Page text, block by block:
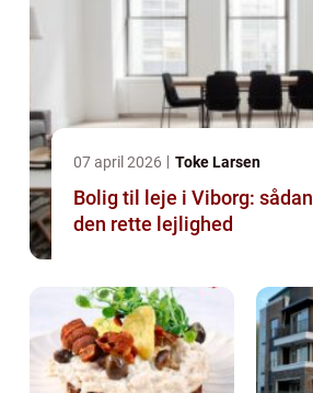
07 april 2026 Toke Larsen
Bolig til leje i Viborg:
den rette lejlighed